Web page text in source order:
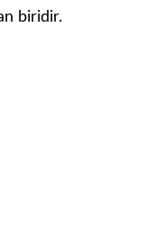
biridir.